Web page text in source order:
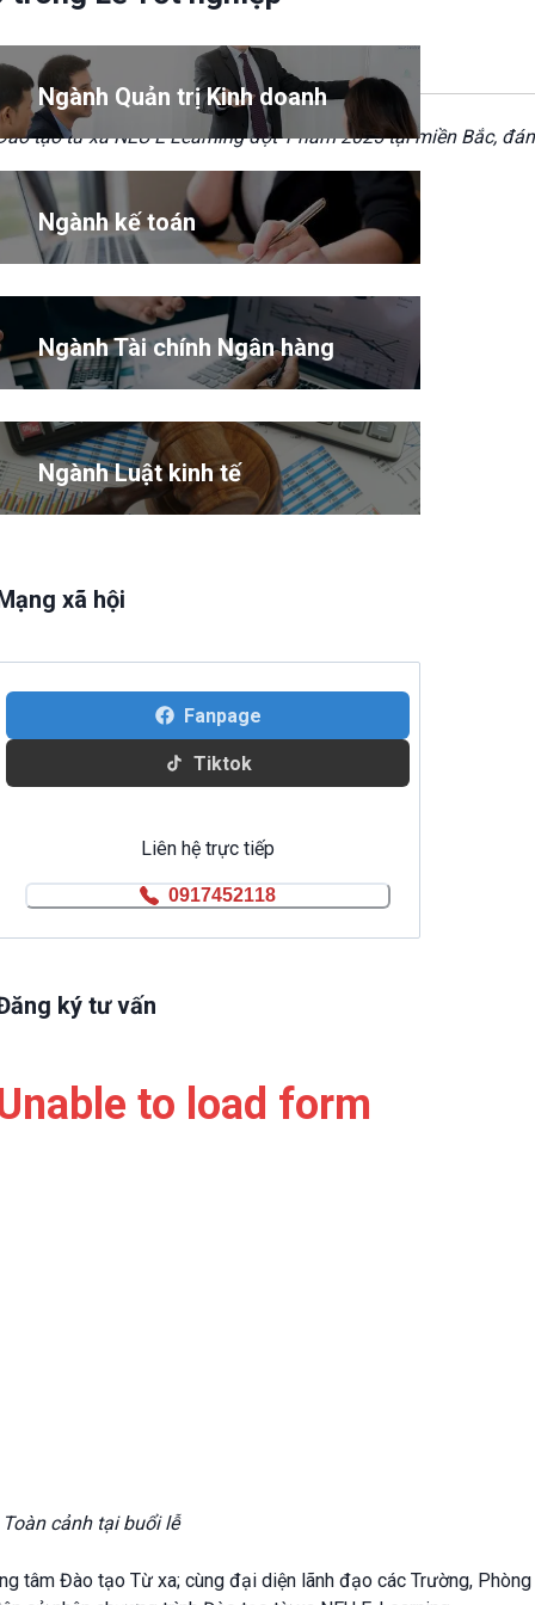
từ xa NEU E-Learning đợt 1 năm 2025 tại miền Bắc,
Toàn cảnh tại buổi lễ
Đào tạo Từ xa; cùng đại diện lãnh đạo các Trường,
Ngành Quản trị Kinh doanh
Ngành kế toán
Ngành Tài chính Ngân hàng
Ngành Luật kinh tế
xã hội
Fanpage
Tiktok
Liên hệ trực tiếp
0917452118
ký tư vấn
to load form